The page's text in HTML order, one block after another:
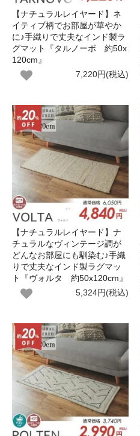
【ナチュラルレイヤード】ネ
イティブ柄でお部屋が華やか
に♪手織りで丈夫なインド製ラ
グマット『タルノーボ 約50x
120cm』
7,220円(税込)
【ナチュラルレイヤード】ナ
チュラルなヴィンテージ調が
どんなお部屋にも馴染む♪手織
りで丈夫なインド製ラグマッ
ト『ヴォルタ 約50x120cm』
5,324円(税込)